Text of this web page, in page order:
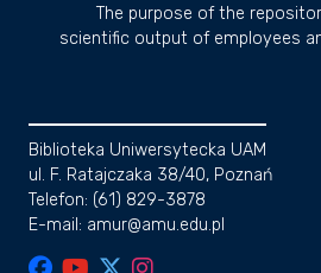
The purpose of the
scientific output of employees
Biblioteka Uniwersytecka UAM
ul. F. Ratajczaka 38/40, Poznań
Telefon: (61) 829-3878
E-mail: amur@amu.edu.pl